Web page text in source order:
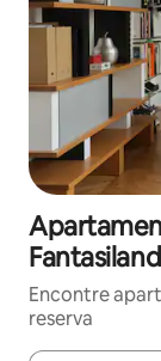
Encontre
reserva